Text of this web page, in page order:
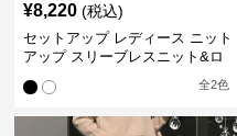
¥8,220 (税込)
セットアップ レディース ニット
アップ スリーブレスニット&ロ
全2色